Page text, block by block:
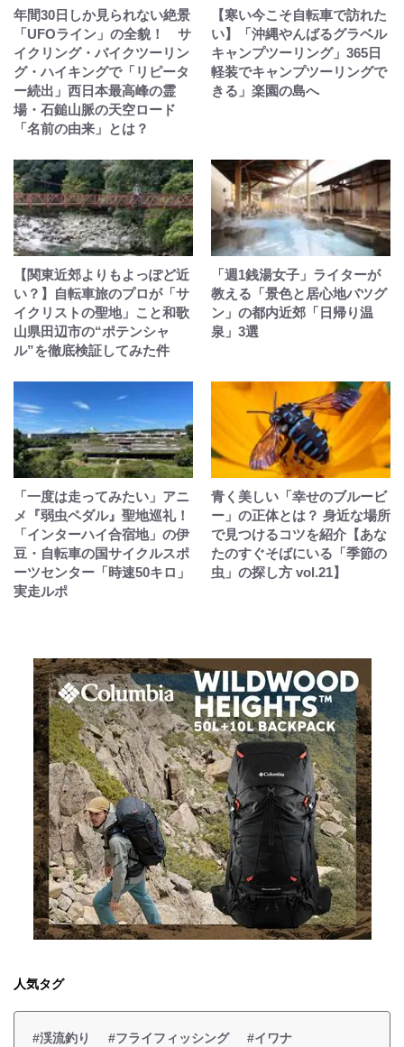
年間30日しか見られない絶景
「UFOライン」の全貌！ サ
イクリング・バイクツーリン
グ・ハイキングで「リピータ
ー続出」西日本最高峰の霊
場・石鎚山脈の天空ロード
「名前の由来」とは？
【寒い今こそ自転車で訪れた
い】「沖縄やんばるグラベル
キャンプツーリング」365日
軽装でキャンプツーリングで
きる」楽園の島へ
【関東近郊よりもよっぽど近
い？】自転車旅のプロが「サ
イクリストの聖地」こと和歌
山県田辺市の“ポテンシャ
ル”を徹底検証してみた件
「週1銭湯女子」ライターが
教える「景色と居心地バツグ
ン」の都内近郊「日帰り温
泉」3選
「一度は走ってみたい」アニ
メ『弱虫ペダル』聖地巡礼！
「インターハイ合宿地」の伊
豆・自転車の国サイクルスポ
ーツセンター「時速50キロ」
実走ルポ
青く美しい「幸せのブルービ
ー」の正体とは？ 身近な場所
で見つけるコツを紹介【あな
たのすぐそばにいる「季節の
虫」の探し方 vol.21】
人気タグ
#渓流釣り #フライフィッシング
#イワナ